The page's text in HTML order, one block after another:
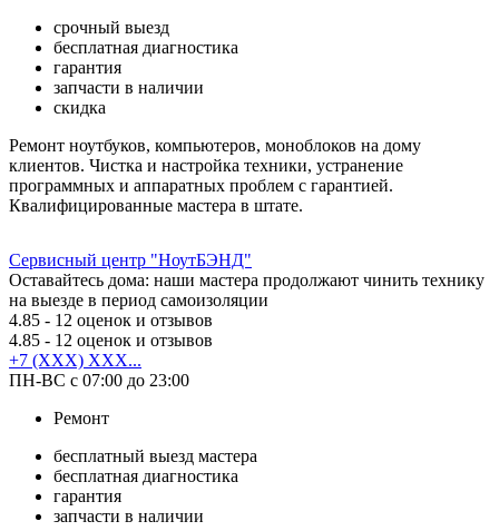
срочный выезд
бесплатная диагностика
гарантия
запчасти в наличии
скидка
Ремонт ноутбуков, компьютеров, моноблоков на дому
клиентов. Чистка и настройка техники, устранение
программных и аппаратных проблем с гарантией.
Квалифицированные мастера в штате.
Сервисный центр "НоутБЭНД"
Оставайтесь дома: наши мастера продолжают чинить технику
на выезде в период самоизоляции
4.85 - 12 оценок и отзывов
4.85 - 12 оценок и отзывов
+7 (XXX) XXX...
ПН-ВС с 07:00 до 23:00
Ремонт
бесплатный выезд мастера
бесплатная диагностика
гарантия
запчасти в наличии